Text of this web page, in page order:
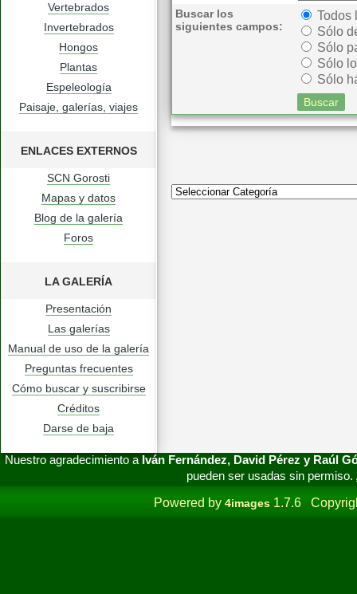
Vertebrados
Invertebrados
Hongos
Plantas
Espeleología
Paisaje, galerías, viajes
ENLACES EXTERNOS
SCN Gorosti
Mapas y datos
Blog de la galería
Foros
LA GALERÍA
Presentación
Las galerías
Manual de uso de la galería
Preguntas frecuentes
Cómo buscar y suscribirse
Créditos
Darse de baja
Buscar los
siguientes campos:
Todos
Sólo
Sólo
Sólo
Sólo
Nuestro agradecimiento a Iván Fernández, David Pérez y Raúl
pueden ser usadas sin permiso.
Powered by 4images 1.7.6